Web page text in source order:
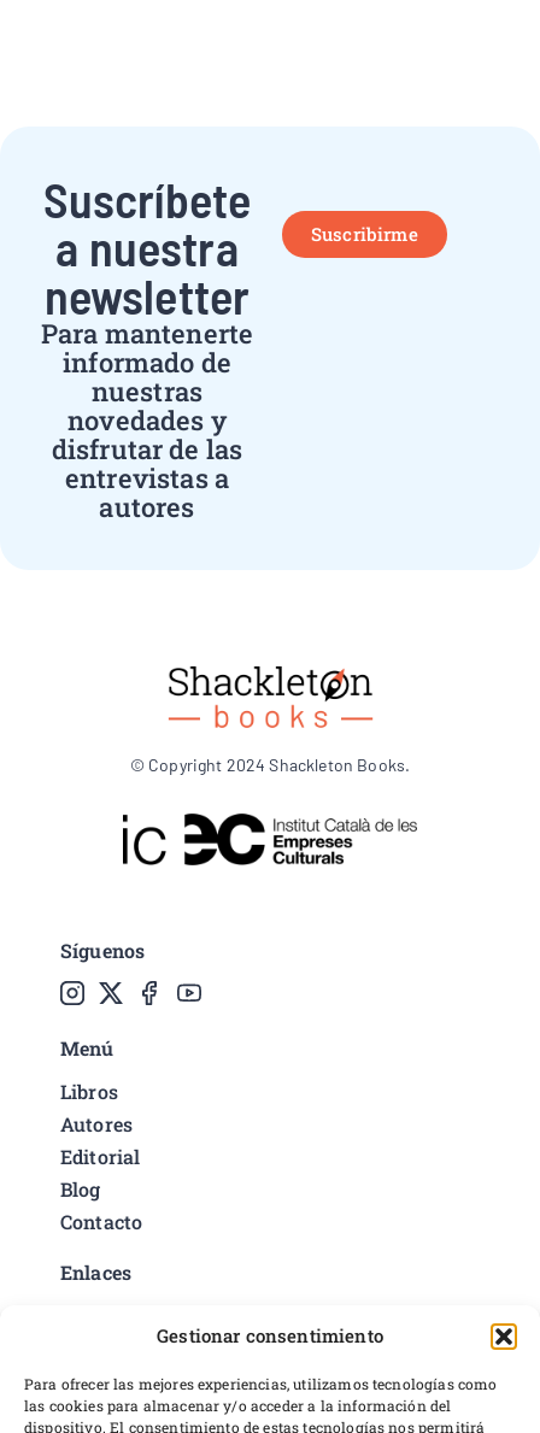
Gestionar consentimiento
Para ofrecer las mejores experiencias, utilizamos tecnologías como
las cookies para almacenar y/o acceder a la información del
dispositivo. El consentimiento de estas tecnologías nos permitirá
Suscríbete
a nuestra
newsletter
Para mantenerte
informado de
nuestras
novedades y
disfrutar de las
entrevistas a
autores
Suscribirme
© Copyright 2024 Shackleton Books.
Síguenos
Menú
Libros
Autores
Editorial
Blog
Contacto
Enlaces
Condiciones del servicio
Preferencias de cookies
Políticas de devoluciones y reembolsos